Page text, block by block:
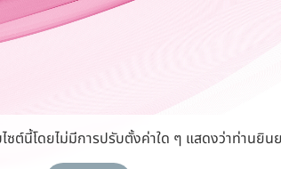
ต์นี้โดยไม่มีการปรับตั้งค่าใด ๆ แสดงว่าท่านยิน